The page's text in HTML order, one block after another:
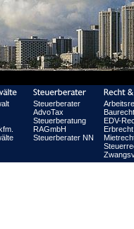
Steuerberater
AdvoTax
Steuerberatung
RAGmbH
Steuerberater NN
Baurecht
EDV-
Erbrecht